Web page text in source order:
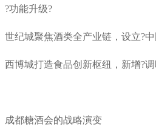
?功能升级?
世纪城聚焦酒类全产业链，设立?
西博城打造食品创新枢纽，新增?
成都糖酒会的战略演变